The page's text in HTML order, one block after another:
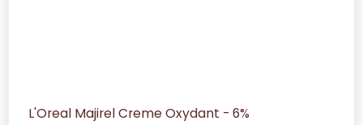
L'Oreal Majirel Creme Oxydant - 6%